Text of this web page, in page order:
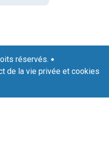
réservés.
de la vie privée et cookies